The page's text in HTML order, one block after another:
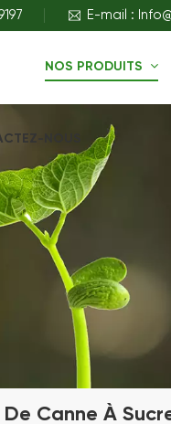
E-mail :
NOS PRODUITS
NOUS
Canne À